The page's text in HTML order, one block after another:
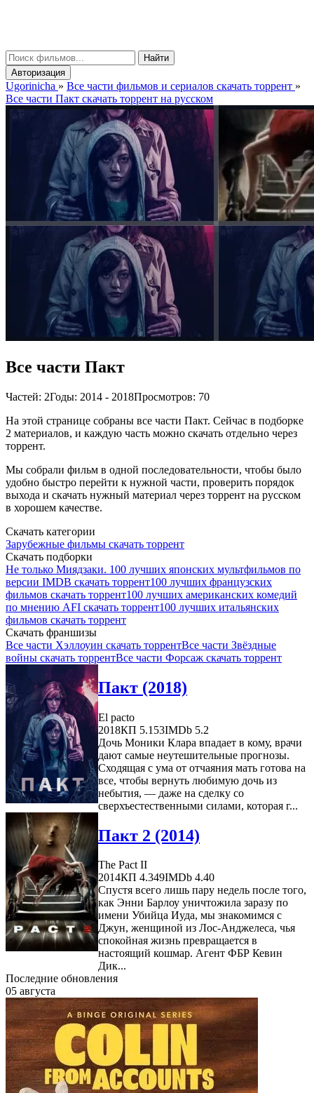
Найти
Авторизация
Ugorinicha » Все части фильмов и сериалов скачать торрент »
Все части Пакт скачать торрент на русском
Все части Пакт
Частей: 2Годы: 2014 - 2018Просмотров: 70
На этой странице собраны все части Пакт. Сейчас в подборке
2 материалов, и каждую часть можно скачать отдельно через
торрент.
Мы собрали фильм в одной последовательности, чтобы было
удобно быстро перейти к нужной части, проверить порядок
выхода и скачать нужный материал через торрент на русском
в хорошем качестве.
Скачать категории
Зарубежные фильмы скачать торрент
Скачать подборки
Не только Миядзаки. 100 лучших японских мультфильмов по
версии IMDB скачать торрент100 лучших французских
фильмов скачать торрент100 лучших американских комедий
по мнению AFI скачать торрент100 лучших итальянских
фильмов скачать торрент
Скачать франшизы
Все части Хэллоуин скачать торрентВсе части Звёздные
войны скачать торрентВсе части Форсаж скачать торрент
Пакт (2018)
El pacto
2018КП 5.153IMDb 5.2
Дочь Моники Клара впадает в кому, врачи
дают самые неутешительные прогнозы.
Сходящая с ума от отчаяния мать готова на
все, чтобы вернуть любимую дочь из
небытия, — даже на сделку со
сверхъестественными силами, которая г...
Пакт 2 (2014)
The Pact II
2014КП 4.349IMDb 4.40
Спустя всего лишь пару недель после того,
как Энни Барлоу уничтожила заразу по
имени Убийца Иуда, мы знакомимся с
Джун, женщиной из Лос-Анджелеса, чья
спокойная жизнь превращается в
настоящий кошмар. Агент ФБР Кевин
Дик...
Последние обновления
05 августа